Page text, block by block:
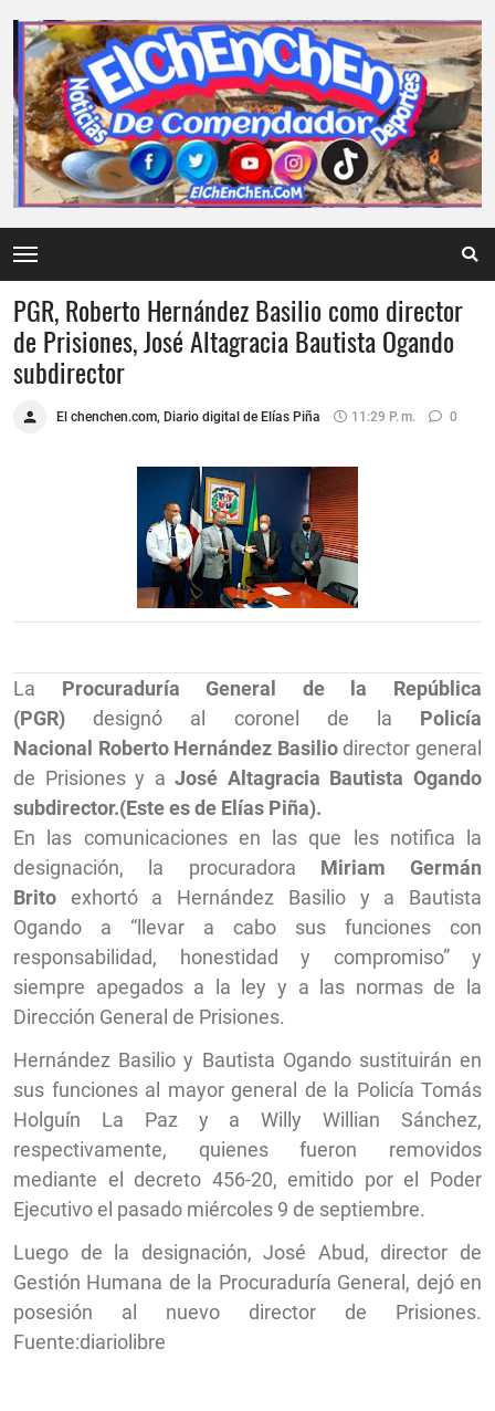
PGR, Roberto Hernández Basilio como director
de Prisiones, José Altagracia Bautista Ogando
subdirector
El chenchen.com, Diario digital de Elías Piña 11:29 P. M. 0
La
Procuraduría General de la República
(PGR) designó al coronel de la
Policía
Nacional Roberto Hernández Basilio director general
de Prisiones y aJosé Altagracia Bautista Ogando
subdirector.(Este es de Elías Piña).
En las comunicaciones en las que les notifica la
designación, la procuradora Miriam Germán
Brito exhortó a Hernández Basilio y a Bautista
Ogando a “llevar a cabo sus funciones con
responsabilidad, honestidad y compromiso” y
siempre apegados a la ley y a las normas de la
Dirección General de Prisiones.
Hernández Basilio y Bautista Ogando sustituirán en
sus funciones al mayor general de la Policía Tomás
Holguín La Paz y a Willy Willian Sánchez,
respectivamente, quienes fueron removidos
mediante el decreto 456-20, emitido por el Poder
Ejecutivo el pasado miércoles 9 de septiembre.
Luego de la designación, José Abud, director de
Gestión Humana de la Procuraduría General, dejó en
posesión al nuevo director de Prisiones.
Fuente:diariolibre